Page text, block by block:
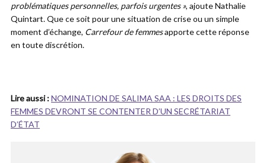
problématiques personnelles, parfois urgentes », ajoute Nathalie
Quintart. Que ce soit pour une situation de crise ou un simple
moment d’échange, Carrefour de femmesapporte cette réponse
en toute discrétion.
Lire aussi :NOMINATION DE SALIMA SAA : LES DROITS DES
FEMMES DEVRONT SE CONTENTER D’UN SECRÉTARIAT
D’ÉTAT